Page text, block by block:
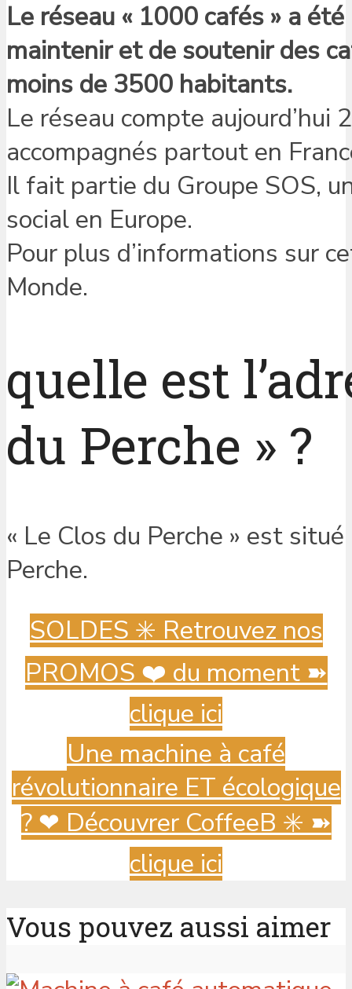
Le réseau « 1000 cafés » a
maintenir et de soutenir des
moins de 3500 habitants.
Le réseau compte aujourd’hui
accompagnés partout en
Il fait partie du Groupe SOS,
social en Europe.
Pour plus d’informations sur
Monde.
quelle est
du Perche » ?
« Le Clos du Perche » est
Perche.
SOLDES ✳️ Retrouvez nos
PROMOS ❤️ du moment ➽
clique ici
Une machine à café
révolutionnaire ET écologique
? ️❤ Découvrer CoffeeB ✳️ ➽
clique ici
Vous pouvez aussi aimer